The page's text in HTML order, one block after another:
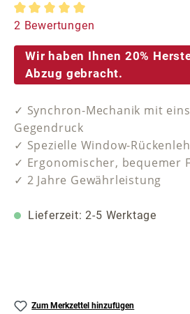
Durchschnittliche Bewertung
2 Bewertungen
Wir haben Ihnen 20%
Abzug gebracht.
✓ Synchron-Mechanik mit
Gegendruck
✓ Spezielle Window-
✓ Ergonomischer, bequemer
✓ 2 Jahre Gewährleistung
Lieferzeit: 2-5 Werktage
Zum Merkzettel hinzufügen